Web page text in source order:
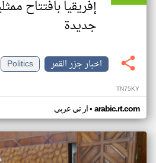
جديدة
اخبار جزر القمر
Politics
TN75KY
ار تي عربي• arabic.rt.com